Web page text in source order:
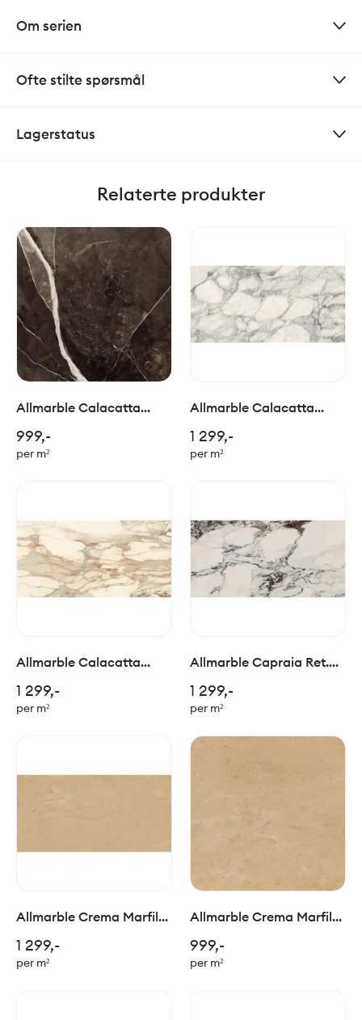
Om serien
Ofte stilte spørsmål
Lagerstatus
Relaterte produkter
Allmarble Calacatta
999,-
per m²
Allmarble Calacatta
1 299,-
per m²
Allmarble Calacatta
60x120cm
1 299,-
per m²
Allmarble Capraia Ret.
1 299,-
per m²
Allmarble Crema Marfil
1 299,-
per m²
Allmarble Crema Marfil
999,-
per m²